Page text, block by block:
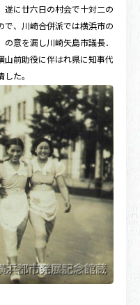
遂に廿六日の村会で十対二の
で、川崎合併派では横浜市の
意を漏し川崎矢島市議長．
山前助役に伴はれ県に知事代
した。